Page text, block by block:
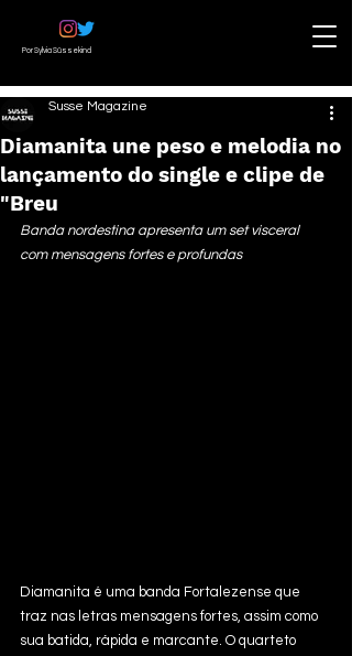
Por Sylvia Süssekind
Diamanita une peso e melodia no
lançamento do single e clipe de
"Breu
Susse Magazine
Banda nordestina apresenta um set visceral
com mensagens fortes e profundas
Diamanita é uma banda Fortalezense que
traz nas letras mensagens fortes, assim como
sua batida, rápida e marcante. O quarteto